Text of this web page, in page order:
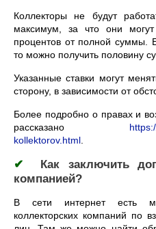
Коллекторы не будут
максимум, за что они
процентов от полной суммы.
то можно получить половину
Указанные ставки могут
сторону, в зависимости от
Более подробно о правах и
рассказано
kollektorov.html.
✔ Как заключить
компанией?
В сети интернет есть
коллекторских компаний по